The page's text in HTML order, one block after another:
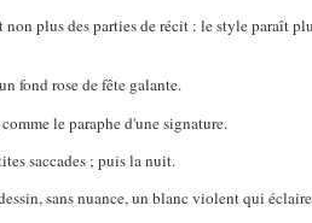
plus des parties de récit : le style paraît
fond rose de fête galante.
le paraphe d'une signature.
saccades ; puis la nuit.
sans nuance, un blanc violent qui